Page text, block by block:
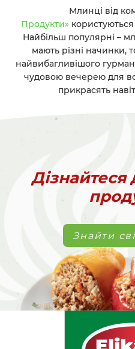
Млинці від
Продукти»
Найбільш популярні –
мають різні начинки,
найвибагливішого
чудовою вечерею для
прикрасять
Знайти